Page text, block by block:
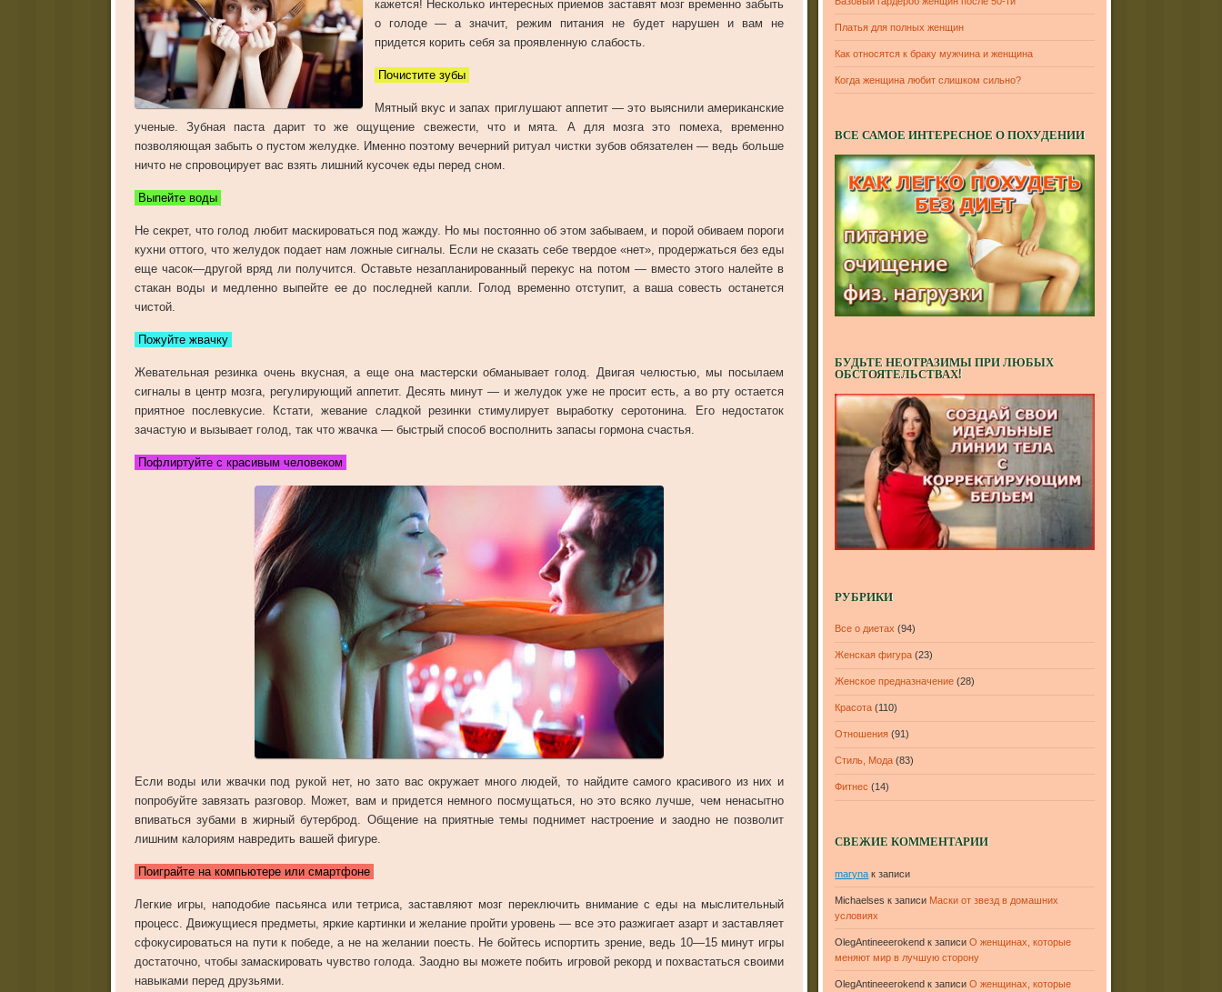
кажется! Несколько интересных приемов заставят мозг временно забыть
о
голоде—а значит, режим питания не будет нарушен и вам
не
придется корить себя за проявленную слабость.
Почистите зубы
Мятный вкус и запах приглушают аппетит — это выяснили американские
ученые. Зубная паста дарит то же ощущение свежести, что и мята. А для мозга это помеха, временно
позволяющая забыть о пустом желудке. Именно поэтому вечерний ритуал чистки зубов обязателен — ведь больше
ничто не спровоцирует вас взять лишний кусочек еды перед сном.
Выпейте воды
Не секрет,что голод любит маскироваться под жажду. Но мы постоянно об этом забываем, и порой обиваем пороги
кухни оттого, что желудок подает нам ложные сигналы. Если не сказать себе твердое«нет», продержаться без еды
еще часок—другой вряд ли получится.Оставьте незапланированный перекус на потом — вместо этого налейте в
стакан воды и медленно выпейте ее до последней капли. Голод временно отступит, а ваша совесть останется
чистой.
Пожуйте жвачку
Жевательная резинка очень вкусная,а еще она мастерски обманывает голод. Двигая челюстью, мы посылаем
сигналы в центр мозга, регулирующий аппетит. Десять минут— и желудок уже не просит есть,а во рту остается
приятное
послевкусие. Кстати,жевание сладкой резинки стимулирует выработку серотонина. Его
недостаток
зачастую и вызывает голод, так что жвачка— быстрый способ восполнить запасы гормона счастья.
Пофлиртуйте с красивым человеком
Если воды или жвачки под рукой нет, но зато вас окружает много людей,то найдите самого красивого из них и
попробуйте завязать разговор. Может, вам и придется немного посмущаться, но это всяко лучше, чем ненасытно
впиваться зубами в жирный бутерброд. Общение на приятные темы поднимет настроение и заодно не позволит
лишним калориям навредить вашей фигуре.
Поиграйте на компьютере или смартфоне
Легкие игры, наподобие пасьянса или тетриса,заставляют мозг переключить внимание с еды на мыслительный
процесс. Движущиеся предметы, яркие картинки и желание пройти уровень— все это разжигает азарт и заставляет
сфокусироваться на пути к победе,а не на желании поесть. Не бойтесь испортить зрение, ведь 10—15 минут игры
достаточно, чтобы замаскировать чувство голода.Заодно вы можете побить игровой рекорд и похвастаться своими
навыками перед друзьями.
Платья для полных женщин
Как относятся к браку мужчина и женщина
Когда женщина любит слишком сильно?
ВСЕ САМОЕ ИНТЕРЕСНОЕ О ПОХУДЕНИИ
БУДЬТЕ НЕОТРАЗИМЫ ПРИ ЛЮБЫХ
ОБСТОЯТЕЛЬСТВАХ!
РУБРИКИ
Все о диетах (94)
Женская фигура (23)
Женское предназначение (28)
Красота (110)
Отношения (91)
Стиль, Мода (83)
Фитнес (14)
СВЕЖИЕ КОММЕНТАРИИ
maryna к записи
Michaelses к записи Маски от звезд в домашних
условиях
OlegAntineeerokend к записиО женщинах, которые
меняют мир в лучшую сторону
OlegAntineeerokend к записиО женщинах, которые